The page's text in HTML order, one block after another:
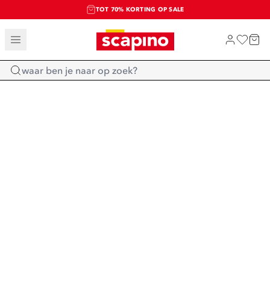
TOT 70% KORTING OP SALE
SALE: LAATSTE KANS!
SHOP NIEUW
Home